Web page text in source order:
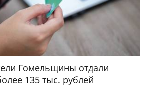
Гомельщины отдали
135 тыс. рублей